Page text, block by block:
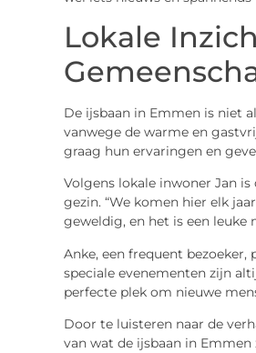
Lokale
De ijsbaan in Emmen is niet
vanwege de warme en
graag hun ervaringen en
Volgens lokale inwoner Jan
gezin. “We komen hier elk
geweldig, en het is een leuke
Anke, een frequent
speciale evenementen zijn
perfecte plek om nieuwe
Door te luisteren naar de
van wat de ijsbaan in